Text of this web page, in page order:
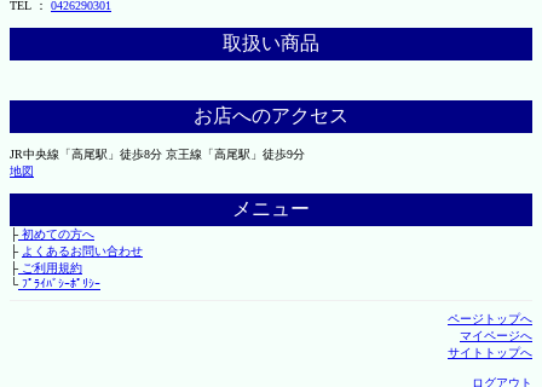
TEL ： 0426290301
取扱い商品
お店へのアクセス
JR中央線「高尾駅」徒歩8分 京王線「高尾駅」徒歩9分
地図
メニュー
├初めての方へ
├ よくあるお問い合わせ
├ご利用規約
└ﾌﾟﾗｲﾊﾞｼｰﾎﾟﾘｼｰ
ページトップへ
マイページへ
サイトトップへ
ログアウト